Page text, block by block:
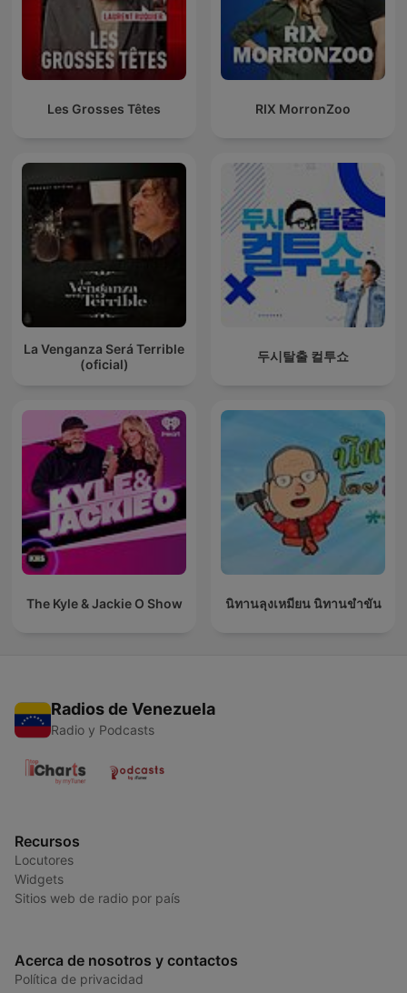
Les Grosses Têtes RIX MorronZoo
La Venganza Será Terrible
(oficial)
두시탈출 컬투쇼
The Kyle & Jackie O Show นิทานลุงเหมียน นิทานขำขัน
Radios de Venezuela
Radio y Podcasts
Recursos
Locutores
Widgets
Sitios web de radio por país
Acerca de nosotros y contactos
Política de privacidad